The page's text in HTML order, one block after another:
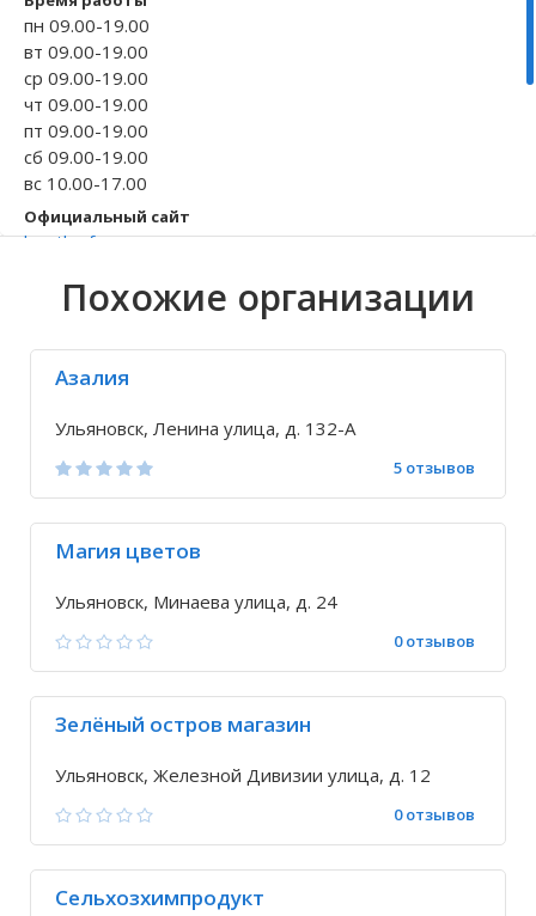
Волгоградская область
Кировоградская область
Восточно-Казахстанская область
Архангельское
пн 09.00-19.00
вт 09.00-19.00
ср 09.00-19.00
чт 09.00-19.00
пт 09.00-19.00
сб 09.00-19.00
вс 10.00-17.00
Официальный сайт
beetleofmay.ru
+7 996 953-03-...
Похожие организации
Азалия
Ульяновск, Ленина улица, д. 132-А
5 отзывов
Магия цветов
Ульяновск, Минаева улица, д. 24
0 отзывов
Зелёный остров магазин
Ульяновск, Железной Дивизии улица, д. 12
0 отзывов
Сельхозхимпродукт